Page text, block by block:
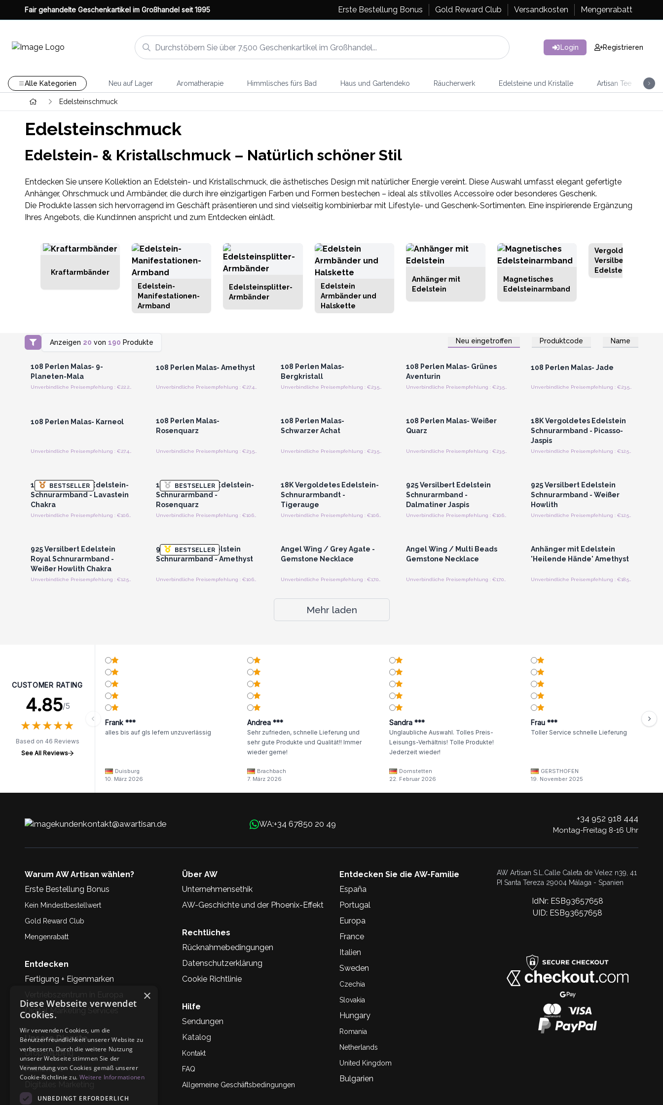
Fair gehandelte Geschenkartikel im Großhandel seit 1995 Erste Bestellung Bonus Gold Reward Club Versandkosten Mengenrabatt
Login Registrieren
Alle Kategorien Neu auf Lager Aromatherapie Himmlisches fürs Bad Haus und Gartendeko Räucherwerk Edelsteine und Kristalle Artisan Tee
Edelsteinschmuck
Edelsteinschmuck
Edelstein- & Kristallschmuck – Natürlich schöner Stil
Entdecken Sie unsere Kollektion an Edelstein- und Kristallschmuck, die ästhetisches Design mit natürlicher Energie vereint. Diese Auswahl umfasst elegant gefertigte
Anhänger, Ohrschmuck und Armbänder, die durch ihre einzigartigen Farben und Formen bestechen – ideal als stilvolles Accessoire oder besonderes Geschenk.
Die Produkte lassen sich hervorragend im Geschäft präsentieren und sind vielseitig kombinierbar mit Lifestyle- und Geschenk-Sortimenten. Eine inspirierende Ergänzung
Ihres Angebots, die Kund:innen anspricht und zum Entdecken einlädt.
Kraftarmbänder
Edelstein-
Manifestationen-
Armband
Edelsteinsplitter-
Armbänder
Edelstein
Armbänder und
Halskette
Anhänger mit
Edelstein
Magnetisches
Edelsteinarmband
Vergoldete und
Versilberte
Edelstein
Anzeigen 20 von 190 Produkte Neu eingetroffen Produktcode Name
Anmelden oder Registrieren
für Großhandelspreise
108 Perlen Malas- 9-
Planeten-Mala
108 Perlen Malas- Amethyst
108 Perlen Malas-
Bergkristall
Anmelden oder Registrieren
für Großhandelspreise
108 Perlen Malas- Grünes
Aventurin
Unverbindliche Preisempfehlung : €23.55/Stück
Anmelden oder Registrieren
für Großhandelspreise
108 Perlen Malas- Jade
108 Perlen Malas- Karneol
108 Perlen Malas-
Rosenquarz
Unverbindliche Preisempfehlung : €23.55/Stück
108 Perlen Malas-
Schwarzer Achat
108 Perlen Malas- Weißer
Quarz
Unverbindliche Preisempfehlung : €23.55/Stück
18K Vergoldetes Edelstein
Schnurarmband - Picasso-
Jaspis
BESTSELLER
18K Vergoldetes Edelstein-
Schnurarmband - Lavastein
Chakra
BESTSELLER
18K Vergoldetes Edelstein-
Schnurarmband -
Rosenquarz
Unverbindliche Preisempfehlung : €10.60/Armband
18K Vergoldetes Edelstein-
Schnurarmbandt -
Tigerauge
925 Versilbert Edelstein
Schnurarmband -
Dalmatiner Jaspis
Unverbindliche Preisempfehlung : €10.60/Armband
925 Versilbert Edelstein
Schnurarmband - Weißer
Howlith
925 Versilbert Edelstein
Royal Schnurarmband -
Weißer Howlith Chakra
BESTSELLER
925 Versilbert Edelstein
Schnurarmband - Amethyst
Unverbindliche Preisempfehlung : €10.60/Armband
Angel Wing / Grey Agate -
Gemstone Necklace
Angel Wing / Multi Beads
Gemstone Necklace
Unverbindliche Preisempfehlung : €17.00/Necklace
Anhänger mit Edelstein
'Heilende Hände' Amethyst
Mehr laden
CUSTOMER RATING
4.85/5
★★★★★
★★★★★
Based on 46 Reviews
See All Reviews
Frank ***
alles bis auf gls lefern unzuverlässig
Duisburg
10. März 2026
Andrea ***
Sehr zufrieden, schnelle Lieferung und
sehr gute Produkte und Qualität!! Immer
wieder gerne!
Brachbach
7. März 2026
Sandra ***
Unglaubliche Auswahl. Tolles Preis-
Leisungs-Verhältnis! Tolle Produkte!
Jederzeit wieder!
Dornstetten
22. Februar 2026
Frau ***
Toller Service schnelle Lieferung
GERSTHOFEN
19. November 2025
kundenkontakt@awartisan.de WA:+34 67850 20 49
+34 952 918 444
Montag-Freitag 8-16 Uhr
Warum AW Artisan wählen?
Erste Bestellung Bonus
Kein Mindestbestellwert
Gold Reward Club
Mengenrabatt
Entdecken
Fertigung + Eigenmarken
Vertriebszentrum in Europa
Digital Marketing Services
Unsere Dienste
Dropshipping
Fullfilment
Digitales Marketing
Über AW
Unternehmensethik
AW-Geschichte und der Phoenix-Effekt
Rechtliches
Rücknahmebedingungen
Datenschutzerklärung
Cookie Richtlinie
Hilfe
Sendungen
Katalog
Kontakt
FAQ
Allgemeine Geschäftsbedingungen
Entdecken Sie die AW-Familie
España
Portugal
Europa
France
Italien
Sweden
Czechia
Slovakia
Hungary
Romania
Netherlands
United Kingdom
Bulgarien
AW Artisan S.L.Calle Caleta de Velez n39, 41
PI Santa Tereza 29004 Málaga - Spanien
IdNr: ESB93657658
UID: ESB93657658
×
Diese Webseite verwendet
Cookies.
Wir verwenden Cookies, um die
Benutzerfreundlichkeit unserer Website zu
verbessern. Durch die weitere Nutzung
unserer Webseite stimmen Sie der
Verwendung von Cookies gemäß unserer
Cookie-Richtlinie zu. Weitere Informationen
UNBEDINGT ERFORDERLICH